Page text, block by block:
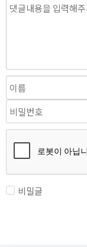
비밀글